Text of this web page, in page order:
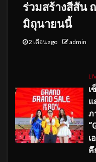
ร่วมสร้างสีสัน
มิถุนายนนี้
2 เดือน ago admin
เ
แ
ภ
เ
คึ